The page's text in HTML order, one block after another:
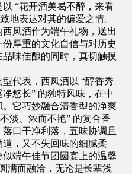
“花开酒美曷不醉，来看
地表达对其的偏爱之情。
凤酒作为端午礼物，送出
厚重的文化自信与对历史
味佳酿的同时，真切触摸
代表，西凤酒以 “醇香秀
悠长” 的独特风味，在中
它巧妙融合清香型的净爽
淡、浓而不艳” 的复合香
口干净利落，五味协调且
，又不失回味的细腻柔
端午佳节团圆宴上的温馨
满而融洽，无论是长辈浅